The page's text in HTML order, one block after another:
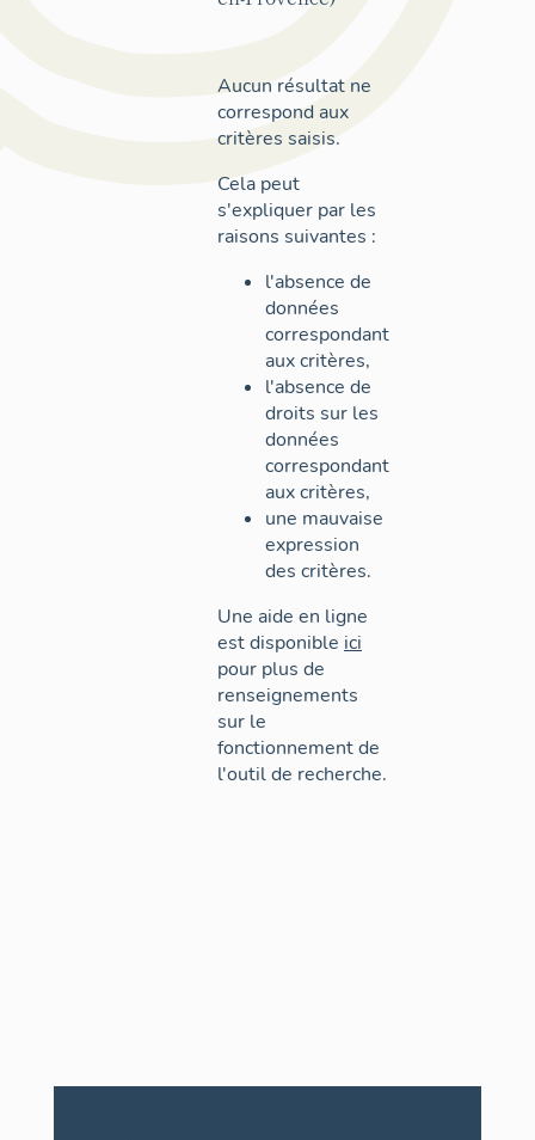
Aucun résultat ne
correspond aux
critères saisis.
Cela peut
s'expliquer par les
raisons suivantes :
l'absence de
données
correspondant
aux critères,
l'absence de
droits sur les
données
correspondant
aux critères,
une mauvaise
expression
des critères.
Une aide en ligne
est disponible ici
pour plus de
renseignements
sur le
fonctionnement de
l'outil de recherche.